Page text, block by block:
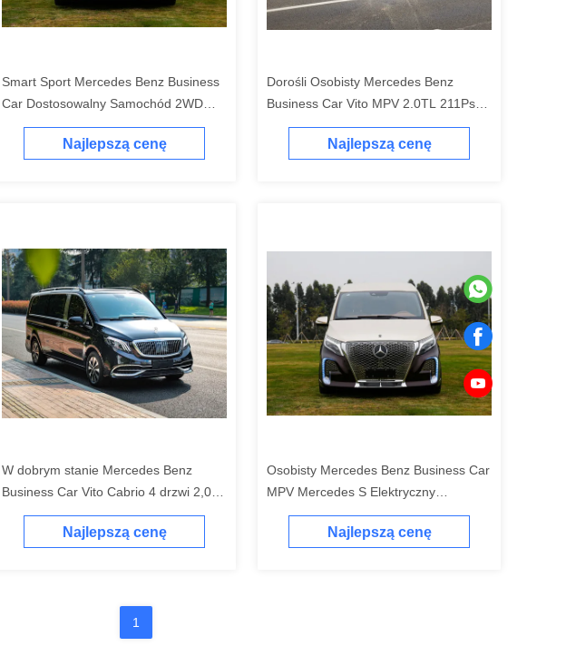
Smart Sport Mercedes Benz Business
Car Dostosowalny Samochód 2WD
4WD MPV 2.0L Samochód
Najlepszą cenę
Dorośli Osobisty Mercedes Benz
Business Car Vito MPV 2.0TL 211Ps
155Kw 350Nm Benzyna Paliwo Nowy
Najlepszą cenę
W dobrym stanie Mercedes Benz
Business Car Vito Cabrio 4 drzwi 2,0L
Benzynowy 7-osobowy MPV Nowy
Najlepszą cenę
Osobisty Mercedes Benz Business Car
MPV Mercedes S Elektryczny
Samochód
Najlepszą cenę
1